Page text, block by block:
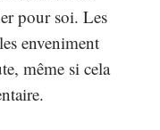
pour soi. Les
enveniment
même si cela